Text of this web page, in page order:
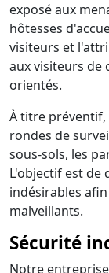
exposé aux
hôtesses
visiteurs et
aux visiteurs de
orientés.
À titre
rondes de
sous-sols, les
L'objectif est de
indésirables
malveillants.
Sécurité
Notre